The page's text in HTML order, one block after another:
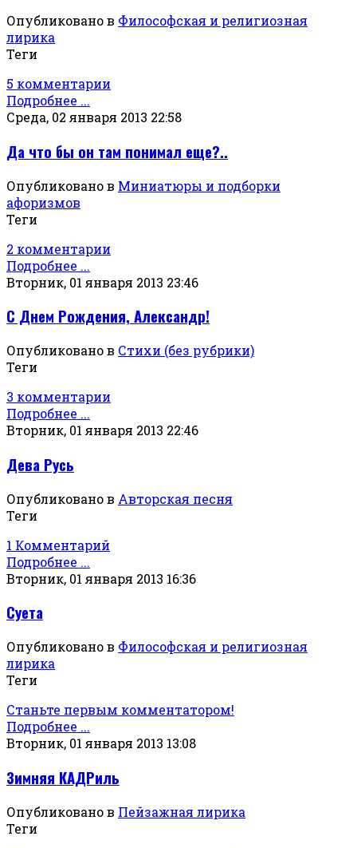
Опубликовано в Философская и религиозная
лирика
Теги
5 комментарии
Подробнее ...
Среда, 02 января 2013 22:58
Да что бы он там понимал еще?..
Опубликовано в Миниатюры и подборки
афоризмов
Теги
2 комментарии
Подробнее ...
Вторник, 01 января 2013 23:46
С Днем Рождения, Александр!
Опубликовано в Стихи (без рубрики)
Теги
3 комментарии
Подробнее ...
Вторник, 01 января 2013 22:46
Дева Русь
Опубликовано в Авторская песня
Теги
1 Комментарий
Подробнее ...
Вторник, 01 января 2013 16:36
Суета
Опубликовано в Философская и религиозная
лирика
Теги
Станьте первым комментатором!
Подробнее ...
Вторник, 01 января 2013 13:08
Зимняя КАДРиль
Опубликовано в Пейзажная лирика
Теги